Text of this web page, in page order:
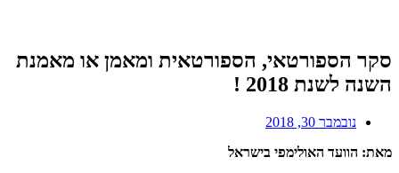
סקר הספורטאי, הספורטאית ומאמן או מאמנת
השנה לשנת 2018 !
נובמבר 30, 2018
מאת: הוועד האולימפי בישראל